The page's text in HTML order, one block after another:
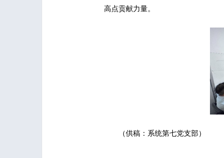
高点贡献力量。
（供稿：系统第七党支部）